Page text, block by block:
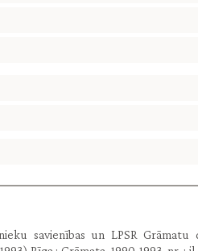
savienības un LPSR Grāmatu